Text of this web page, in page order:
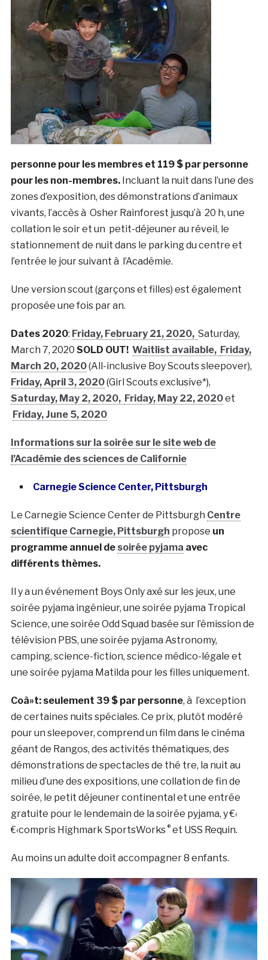
personne pour les membres et 119 $ par personne
pour les non-membres.Incluant la nuit dans l’une des
zones d’exposition, des démonstrations d’animaux
vivants, l’accès à Osher Rainforest jusqu’à 20 h, une
collation le soir et un petit-déjeuner au réveil, le
stationnement de nuit dans le parking du centre et
l’entrée le jour suivant à l’Académie.
Une version scout (garçons et filles) est également
proposée une fois par an.
Dates 2020: Friday, February 21, 2020, Saturday,
March 7, 2020 SOLD OUT! Waitlist available, Friday,
March 20, 2020(All-inclusive Boy Scouts sleepover),
Friday, April 3, 2020(Girl Scouts exclusive*),
Saturday, May 2, 2020, Friday, May 22, 2020et
Friday, June 5, 2020
Informations sur la soirée sur le site web de
l’Académie des sciences de Californie
Carnegie Science Center, Pittsburgh
Le Carnegie Science Center de Pittsburgh Centre
scientifique Carnegie, Pittsburgh propose un
programme annuel de soirée pyjama avec
différents thèmes.
Il y a un événement Boys Only axé sur les jeux, une
soirée pyjama ingénieur, une soirée pyjama Tropical
Science, une soirée Odd Squad basée sur l’émission de
télévision PBS, une soirée pyjama Astronomy,
camping, science-fiction, science médico-légale et
une soirée pyjama Matilda pour les filles uniquement.
Coà»t: seulement 39 $ par personne, à l’exception
de certaines nuits spéciales. Ce prix, plutôt modéré
pour un sleepover, comprend un film dans le cinéma
géant de Rangos, des activités thématiques, des
démonstrations de spectacles de thé tre, la nuit au
milieu d’une des expositions, une collation de fin de
soirée, le petit déjeuner continental et une entrée
gratuite pour le lendemain de la soirée pyjama, y €‹
€‹compris Highmark SportsWorks ®et USS Requin.
Au moins un adulte doit accompagner 8 enfants.